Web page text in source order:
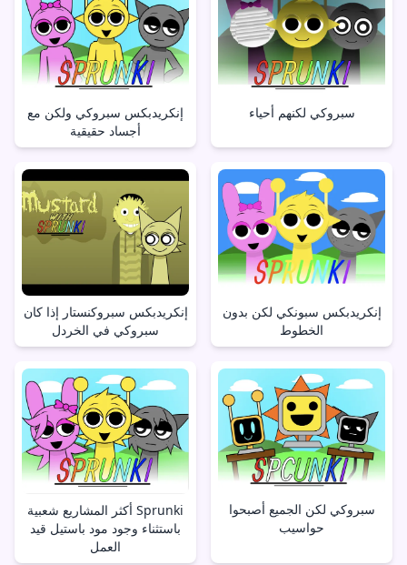
إنكريدبكس سبروكي ولكن مع
أجساد حقيقية
سبروكي لكنهم أحياء
إنكريدبكس سبروكنستار إذا كان
سبروكي في الخردل
إنكريدبكس سبونكي لكن بدون
الخطوط
أكثر المشاريع شعبية Sprunki
باستثناء وجود مود باستيل قيد
العمل
سبروكي لكن الجميع أصبحوا
حواسيب